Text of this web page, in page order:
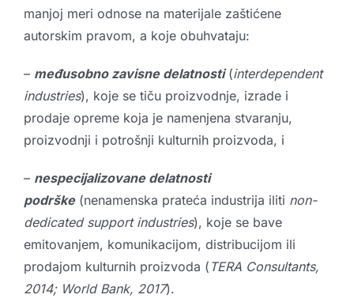
manjoj meri odnose na materijale zaštićene
autorskim pravom, a koje obuhvataju:
– međusobno zavisne delatnosti(interdependent
industries), koje se tiču proizvodnje, izrade i
prodaje opreme koja je namenjena stvaranju,
proizvodnji i potrošnji kulturnih proizvoda, i
– nespecijalizovane delatnosti
podrške(nenamenska prateća industrija iliti non-
dedicated support industries), koje se bave
emitovanjem, komunikacijom, distribucijom ili
prodajom kulturnih proizvoda ( TERA Consultants,
2014; World Bank, 2017).